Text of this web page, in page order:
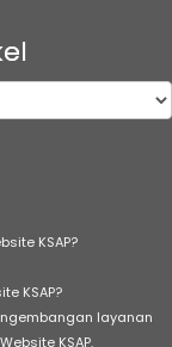
KSAP?
KSAP?
layanan
KSAP.